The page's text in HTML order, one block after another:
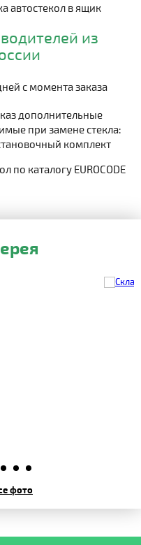
автостекол в ящик
из
с момента заказа
дополнительные
при замене стекла:
комплект
по каталогу EUROCODE
фото